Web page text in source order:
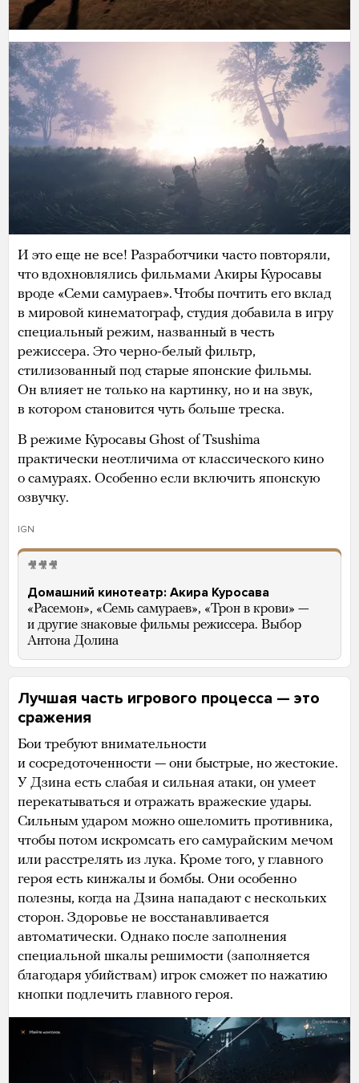
И это еще не все! Разработчики часто повторяли,
что вдохновлялись фильмами Акиры Куросавы
вроде «Семи самураев». Чтобы почтить его вклад
в мировой кинематограф, студия добавила в игру
специальный режим, названный в честь
режиссера. Это черно-белый фильтр,
стилизованный под старые японские фильмы.
Он влияет не только на картинку, но и на звук,
в котором становится чуть больше треска.
В режиме Куросавы Ghost of Tsushima
практически неотличима от классического кино
о самураях. Особенно если включить японскую
озвучку.
IGN
🎥🎥🎥
Домашний кинотеатр: Акира Куросава
«Расемон», «Семь самураев», «Трон в крови» —
и другие знаковые фильмы режиссера. Выбор
Антона Долина
Лучшая часть игрового процесса — это
сражения
Бои требуют внимательности
и сосредоточенности — они быстрые, но жестокие.
У Дзина есть слабая и сильная атаки, он умеет
перекатываться и отражать вражеские удары.
Сильным ударом можно ошеломить противника,
чтобы потом искромсать его самурайским мечом
или расстрелять из лука. Кроме того, у главного
героя есть кинжалы и бомбы. Они особенно
полезны, когда на Дзина нападают с нескольких
сторон. Здоровье не восстанавливается
автоматически. Однако после заполнения
специальной шкалы решимости (заполняется
благодаря убийствам) игрок сможет по нажатию
кнопки подлечить главного героя.